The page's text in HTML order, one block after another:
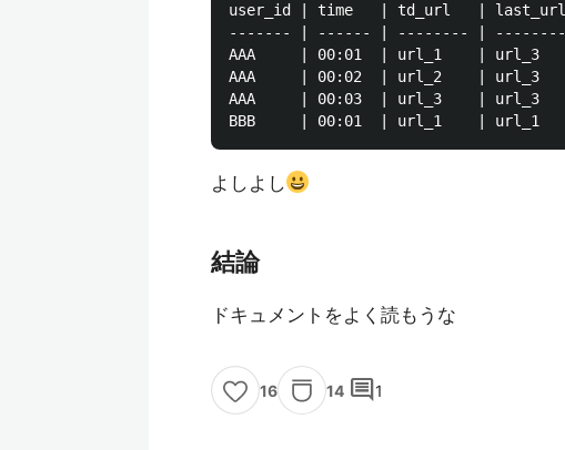
user_id | time   | td_url   | last_url
------- | ------ | -------- | --------
AAA     | 00:01  | url_1    | url_3
AAA     | 00:02  | url_2    | url_3
AAA     | 00:03  | url_3    | url_3
よしよし
結論
ドキュメントをよく読もうな
16 14 comment1